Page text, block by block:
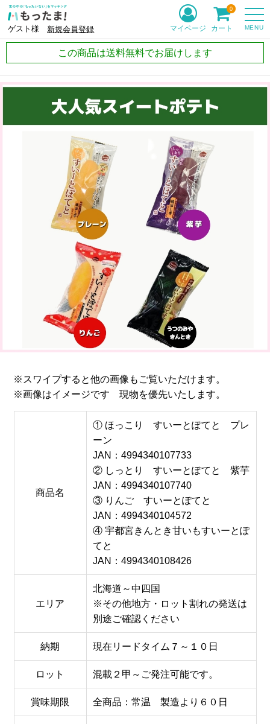
ゲスト様 新規会員登録 MENU
マイページ カート
0
この商品は送料無料でお届けします
※スワイプすると他の画像もご覧いただけます。
※画像はイメージです 現物を優先いたします。
商品名
① ほっこり すいーとぽてと プレ
ーン
JAN：4994340107733
② しっとり すいーとぽてと 紫芋
JAN：4994340107740
③ りんご すいーとぽてと
JAN：4994340104572
④ 宇都宮きんとき甘いもすいーとぽ
てと
JAN：4994340108426
エリア
北海道～中四国
※その他地方・ロット割れの発送は
別途ご確認ください
納期 現在リードタイム７～１０日
ロット 混載２甲～ご発注可能です。
賞味期限 全商品：常温 製造より６０日